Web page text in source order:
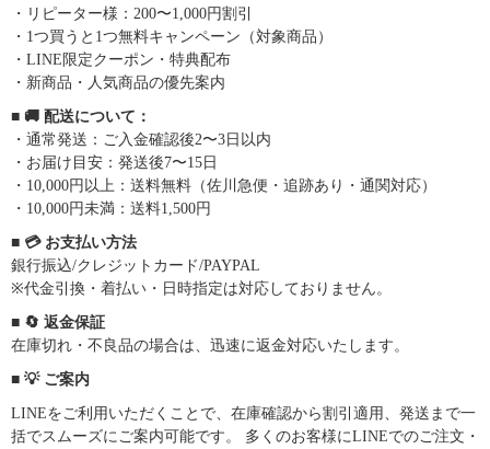
・リピーター様：200〜1,000円割引
・1つ買うと1つ無料キャンペーン（対象商品）
・LINE限定クーポン・特典配布
・新商品・人気商品の優先案内
■ 🚚 配送について：
・通常発送：ご入金確認後2〜3日以内
・お届け目安：発送後7〜15日
・10,000円以上：送料無料（佐川急便・追跡あり・通関対応）
・10,000円未満：送料1,500円
■ 💳 お支払い方法
銀行振込/クレジットカード/PAYPAL
※代金引換・着払い・日時指定は対応しておりません。
■ 🔄 返金保証
在庫切れ・不良品の場合は、迅速に返金対応いたします。
■ 💡 ご案内
LINEをご利用いただくことで、在庫確認から割引適用、発送まで一
括でスムーズにご案内可能です。 多くのお客様にLINEでのご注文・